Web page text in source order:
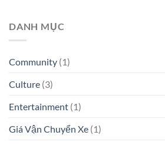
DANH MỤC
Community (1)
Culture (3)
Entertainment (1)
Giá Vận Chuyển Xe (1)